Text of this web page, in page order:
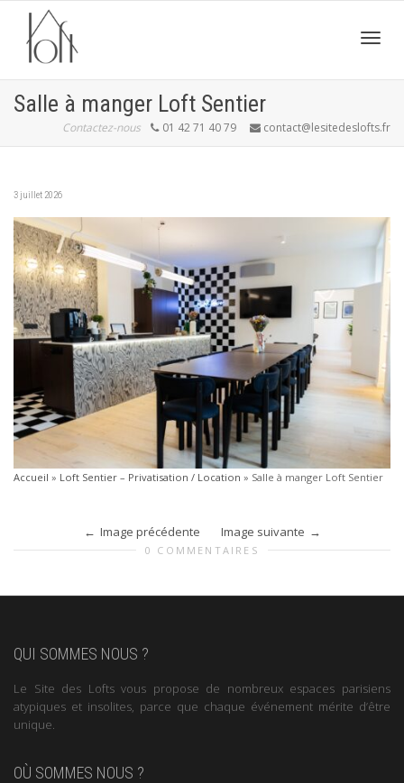
Salle à manger Loft Sentier
Contactez-nous 01 42 71 40 79 contact@lesitedeslofts.fr
3 juillet 2026
Accueil » Loft Sentier – Privatisation / Location » Salle à manger Loft Sentier
Image précédente Image suivante
0 COMMENTAIRES
QUI SOMMES NOUS ?
Le Site des Lofts vous propose de nombreux espaces parisiens
atypiques et insolites, parce que chaque événement mérite d’être
unique.
OÙ SOMMES NOUS ?